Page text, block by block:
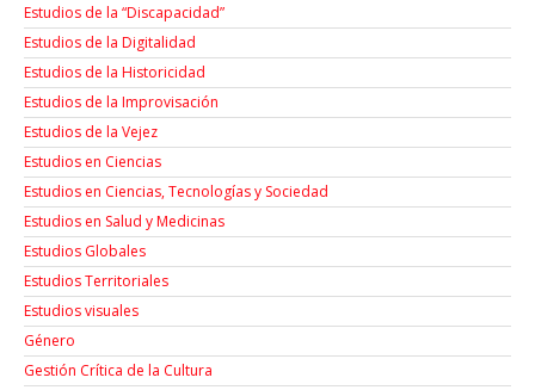
Estudios de la “Discapacidad”
Estudios de la Digitalidad
Estudios de la Historicidad
Estudios de la Improvisación
Estudios de la Vejez
Estudios en Ciencias
Estudios en Ciencias, Tecnologías y Sociedad
Estudios en Salud y Medicinas
Estudios Globales
Estudios Territoriales
Estudios visuales
Género
Gestión Crítica de la Cultura